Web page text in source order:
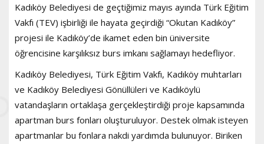
Kadıköy Belediyesi de geçtiğimiz mayıs ayında Türk Eğitim
Vakfı (TEV) işbirliği ile hayata geçirdiği “Okutan Kadıköy”
projesi ile Kadıköy’de ikamet eden bin üniversite
öğrencisine karşılıksız burs imkanı sağlamayı hedefliyor.
Kadıköy Belediyesi, Türk Eğitim Vakfı, Kadıköy muhtarları
ve Kadıköy Belediyesi Gönüllüleri ve Kadıköylü
vatandaşların ortaklaşa gerçekleştirdiği proje kapsamında
apartman burs fonları oluşturuluyor. Destek olmak isteyen
apartmanlar bu fonlara nakdi yardımda bulunuyor. Biriken